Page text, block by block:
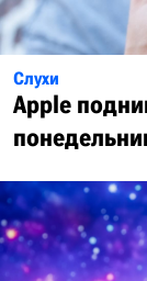
Слухи
Apple